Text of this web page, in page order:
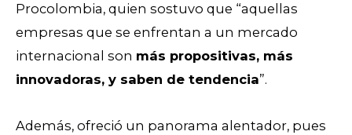
Procolombia, quien sostuvo que “aquellas
empresas que se enfrentan a un mercado
internacional son más propositivas, más
innovadoras, y saben de tendencia”.
Además, ofreció un panorama alentador, pues